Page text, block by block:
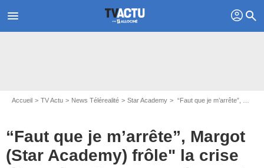
menu profil search
Accueil TV Actu News Télérealité Star Academy “Faut que je m’arrête”, Margot (Star Academy) frôle" la crise d’angoisse" en cours de sport avec Coach Joe (spoiler)
“Faut que je m’arrête”, Margot
(Star Academy) frôle" la crise